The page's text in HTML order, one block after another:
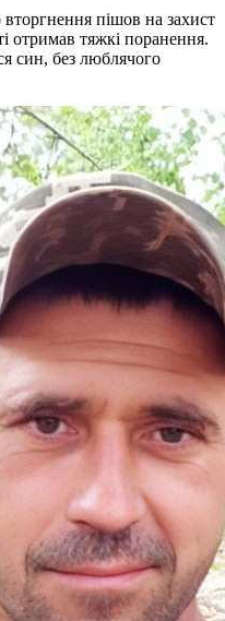
пішов на захист
отримав тяжкі поранення.
син, без люблячого